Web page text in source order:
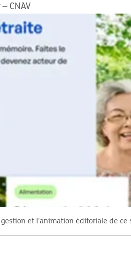
CNAV
et l’animation éditoriale de